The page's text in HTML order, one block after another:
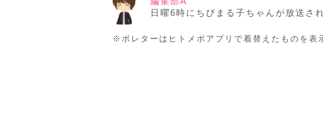
日曜6時にちびまる子ちゃんが放送さ
※ボレターはヒトメボアプリで着替えたものを表